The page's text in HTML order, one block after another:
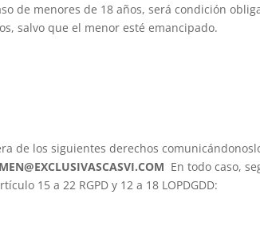
de menores de 18 años, será condición
salvo que el menor esté emancipado.
de los siguientes derechos
En todo caso,
15 a 22 RGPD y 12 a 18 LOPDGDD: